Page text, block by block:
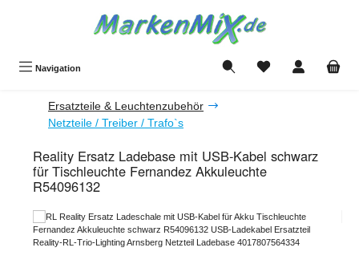
Navigation Du hast 0 Produkte
Ersatzteile & Leuchtenzubehör
Netzteile / Treiber / Trafo`s
Reality Ersatz Ladebase mit USB-Kabel schwarz
für Tischleuchte Fernandez Akkuleuchte
R54096132
Bildergalerie überspringen